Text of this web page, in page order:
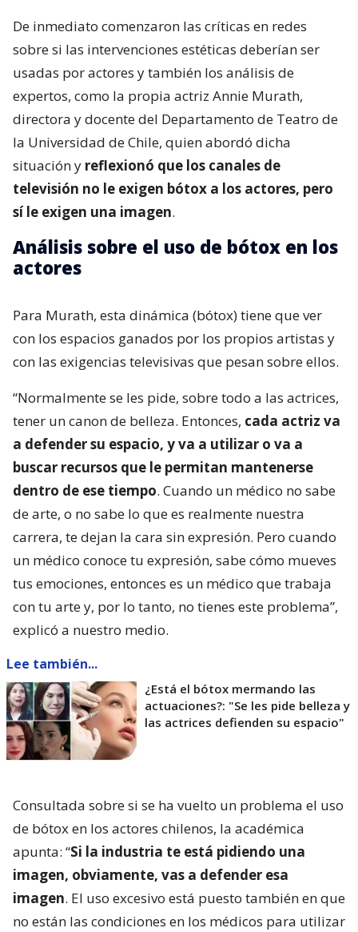
De inmediato comenzaron las críticas en redes
sobre si las intervenciones estéticas deberían ser
usadas por actores y también los análisis de
expertos, como la propia actriz Annie Murath,
directora y docente del Departamento de Teatro de
la Universidad de Chile, quien abordó dicha
situación y reflexionó que los canales de
televisión no le exigen bótox a los actores, pero
sí le exigen una imagen.
Análisis sobre el uso de bótox en los
actores
Para Murath, esta dinámica (bótox) tiene que ver
con los espacios ganados por los propios artistas y
con las exigencias televisivas que pesan sobre ellos.
“Normalmente se les pide, sobre todo a las actrices,
tener un canon de belleza. Entonces, cada actriz va
a defender su espacio, y va a utilizar o va a
buscar recursos que le permitan mantenerse
dentro de ese tiempo. Cuando un médico no sabe
de arte, o no sabe lo que es realmente nuestra
carrera, te dejan la cara sin expresión. Pero cuando
un médico conoce tu expresión, sabe cómo mueves
tus emociones, entonces es un médico que trabaja
con tu arte y, por lo tanto, no tienes este problema”,
explicó a nuestro medio.
Lee también...
¿Está el bótox mermando las
actuaciones?: "Se les pide belleza y
las actrices defienden su espacio"
Consultada sobre si se ha vuelto un problema el uso
de bótox en los actores chilenos, la académica
apunta: “Si la industria te está pidiendo una
imagen, obviamente, vas a defender esa
imagen. El uso excesivo está puesto también en que
no están las condiciones en los médicos para utilizar